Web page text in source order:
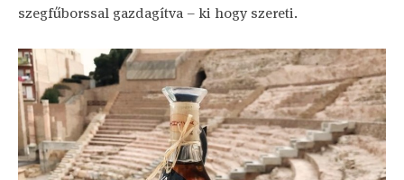
szegfűborssal gazdagítva – ki hogy szereti.